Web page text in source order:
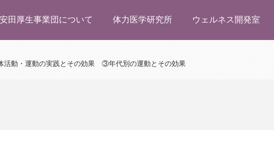
田厚生事業団について 体力医学研究所 ウェルネス開発室
活動・運動の実践とその効果 ③年代別の運動とその効果